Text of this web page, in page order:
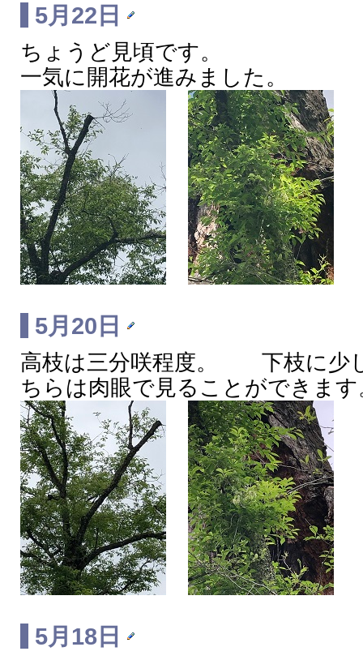
5月22日
ちょうど見頃です。
一気に開花が進みました。
5月20日
高枝は三分咲程度。 下枝に少
ちらは肉眼で見ることができます
5月18日